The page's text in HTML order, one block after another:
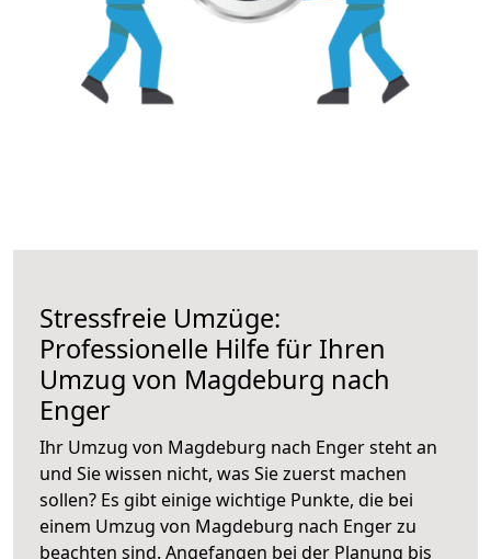
Stressfreie Umzüge:
Professionelle Hilfe für Ihren
Umzug von Magdeburg nach
Enger
Ihr Umzug von Magdeburg nach Enger steht an
und Sie wissen nicht, was Sie zuerst machen
sollen? Es gibt einige wichtige Punkte, die bei
einem Umzug von Magdeburg nach Enger zu
beachten sind. Angefangen bei der Planung bis